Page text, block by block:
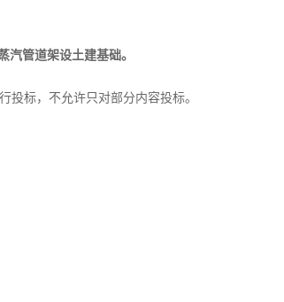
汽管道架设土建基础。
投标，不允许只对部分内容投标。